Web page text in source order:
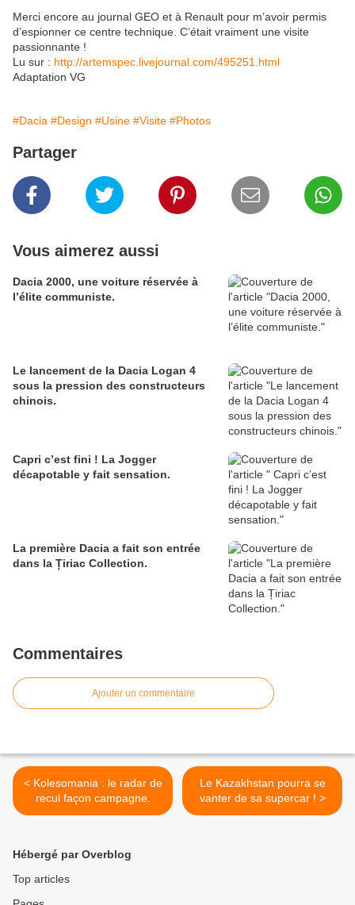
Merci encore au journal GEO et à Renault pour m’avoir permis
d’espionner ce centre technique. C’était vraiment une visite
passionnante !
Lu sur : http://artemspec.livejournal.com/495251.html
Adaptation VG
#Dacia #Design #Usine #Visite #Photos
Partager
Vous aimerez aussi
Dacia 2000, une voiture réservée à
l’élite communiste.
Le lancement de la Dacia Logan 4
sous la pression des constructeurs
chinois.
Capri c’est fini ! La Jogger
décapotable y fait sensation.
La première Dacia a fait son entrée
dans la Țiriac Collection.
Commentaires
Ajouter un commentaire
< Kolesomania : le radar de
recul façon campagne.
Le Kazakhstan pourra se
vanter de sa supercar ! >
Hébergé par Overblog
Top articles